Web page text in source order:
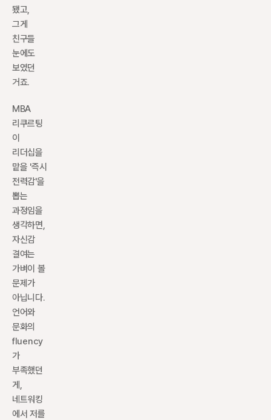
됐고,
그게
친구들
눈에도
보였던
거죠.
MBA
리쿠르팅
이
리더십을
맡을 '즉시
전력감'을
뽑는
과정임을
생각하면,
자신감
결여는
가벼이 볼
문제가
아닙니다.
언어와
문화의
fluency
가
부족했던
게,
네트워킹
에서 저를